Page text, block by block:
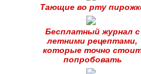
Тающие во рту
Бесплатный журнал с
летними рецептами,
которые точно
попробовать